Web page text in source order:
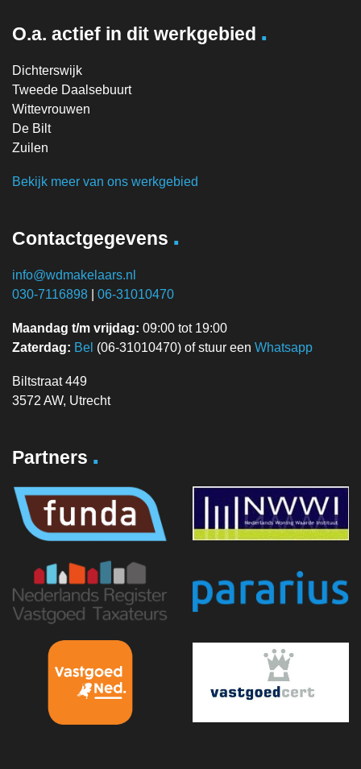
O.a. actief in dit werkgebied .
Dichterswijk
Tweede Daalsebuurt
Wittevrouwen
De Bilt
Zuilen
Bekijk meer van ons werkgebied
Contactgegevens .
info@wdmakelaars.nl
030-7116898
06-31010470
Maandag t/m vrijdag: 09:00 tot 19:00
Zaterdag: Bel (06-31010470) of stuur een Whatsapp
Biltstraat 449
3572 AW, Utrecht
Partners .